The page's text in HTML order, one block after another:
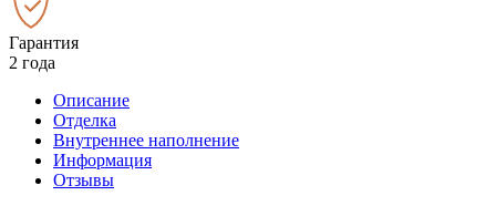
Гарантия
2 года
Описание
Отделка
Внутреннее наполнение
Информация
Отзывы